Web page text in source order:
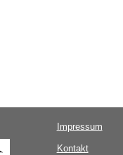
Impressum
Kontakt